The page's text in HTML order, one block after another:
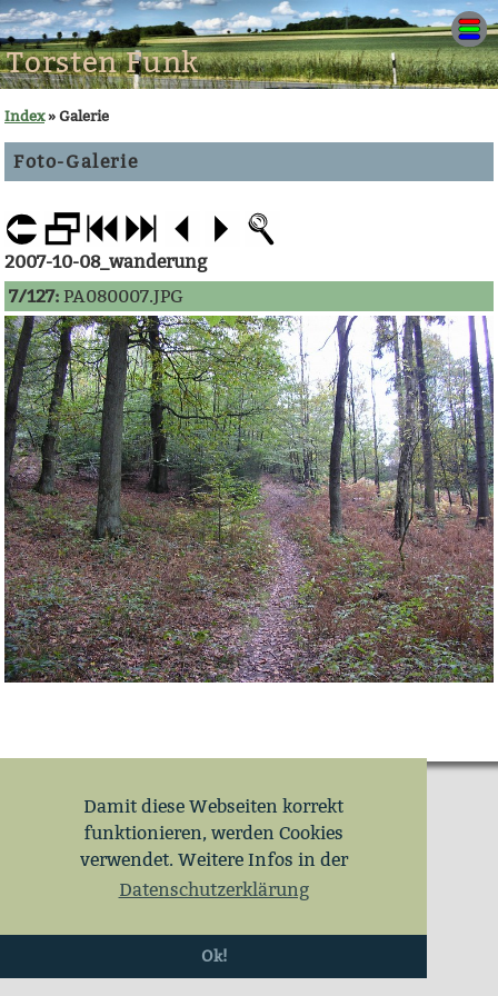
Damit diese Webseiten korrekt
funktionieren, werden Cookies
verwendet. Weitere Infos in der
Datenschutzerklärung
Ok!
Torsten Funk
Index» Galerie
Foto-Galerie
2007-10-08_wanderung
7/127: PA080007.JPG